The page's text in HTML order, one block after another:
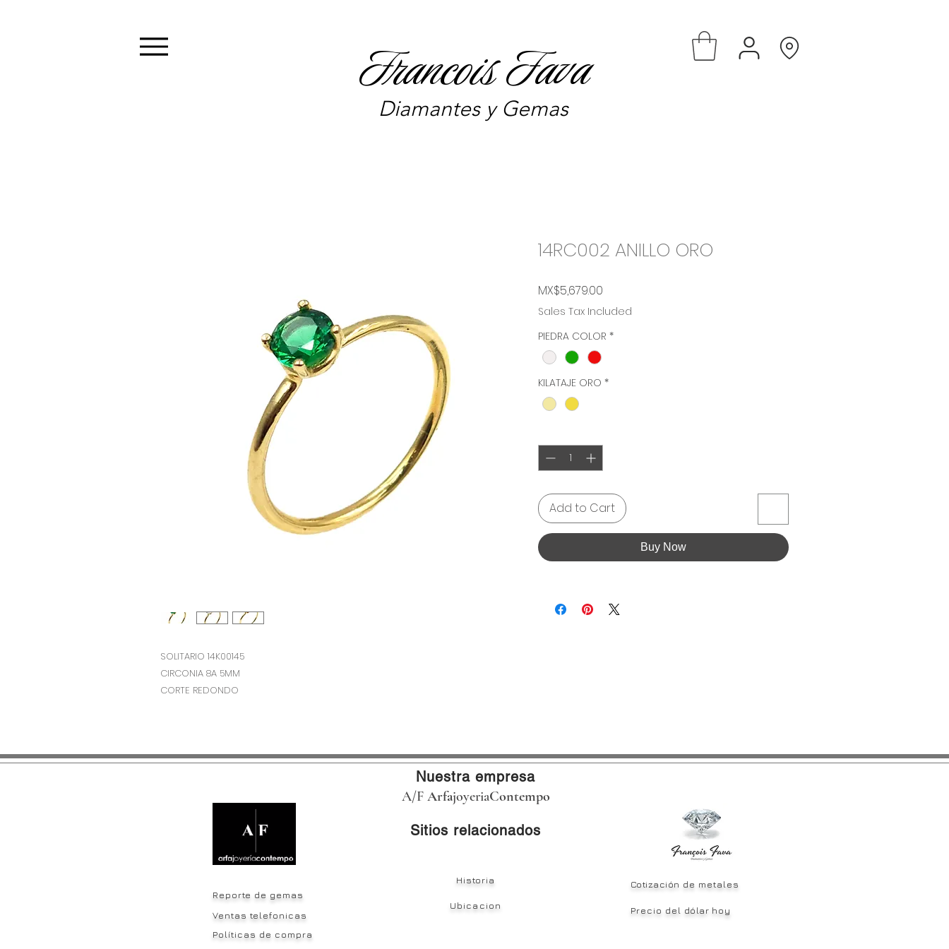
Diamantes y Gemas
Francois Fava
SOLITARIO 14K00145
CIRCONIA 8A 5MM
CORTE REDONDO
14RC002 ANILLO ORO
MX$5,679.00Price
Sales Tax Included
PIEDRA COLOR *
KILATAJE ORO *
Add to Cart
Buy Now
Nuestra empresa
A/F ArfajoyeriaContempo
Sitios relacionados
Historia
Reporte de gemas
Ventas telefonicas
Ubicacion
Cotización de metales
Precio del dólar hoy
Políticas de compra